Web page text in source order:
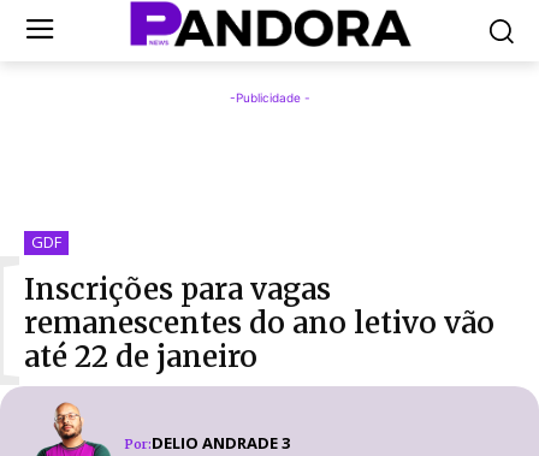
-Publicidade -
GDF
Inscrições para vagas
remanescentes do ano letivo vão
até 22 de janeiro
Por:DELIO ANDRADE 3